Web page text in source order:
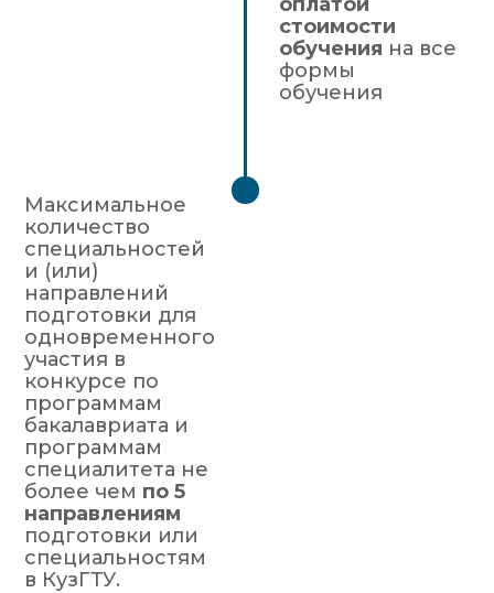
стоимости
обучения на все
формы
обучения
Максимальное
количество
специальностей
и (или)
направлений
подготовки для
одновременного
участия в
конкурсе по
программам
бакалавриата и
программам
специалитета не
более чем по 5
направлениям
подготовки или
специальностям
в КузГТУ.